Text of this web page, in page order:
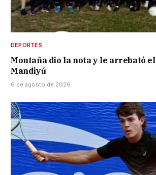
DEPORTES
Montaña dio la nota y le arrebató
Mandiyú
6 de agosto de 2026